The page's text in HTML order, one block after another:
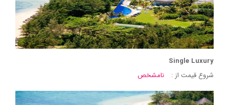
Single Luxury
شروع قیمت از :
نامشخص